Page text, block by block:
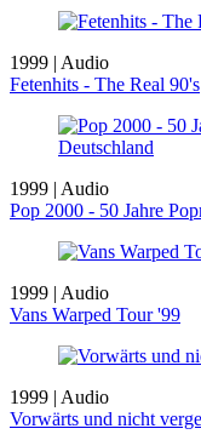
1999 | Audio
Fetenhits - The Real 90's
1999 | Audio
Pop 2000 - 50 Jahre
1999 | Audio
Vans Warped Tour '99
1999 | Audio
Vorwärts und nicht